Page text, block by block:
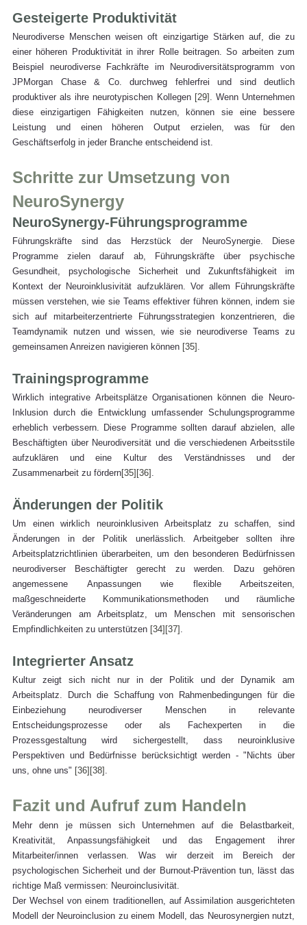
Gesteigerte Produktivität
Neurodiverse Menschen weisen oft einzigartige Stärken auf, die zu
einer höheren Produktivität in ihrer Rolle beitragen. So arbeiten zum
Beispiel neurodiverse Fachkräfte im Neurodiversitätsprogramm von
JPMorgan Chase & Co. durchweg fehlerfrei und sind deutlich
produktiver als ihre neurotypischen Kollegen [29] . Wenn Unternehmen
diese einzigartigen Fähigkeiten nutzen, können sie eine bessere
Leistung und einen höheren Output erzielen, was für den
Geschäftserfolg in jeder Branche entscheidend ist.
Schritte zur Umsetzung von
NeuroSynergy
NeuroSynergy-Führungsprogramme
Führungskräfte sind das Herzstück der NeuroSynergie. Diese
Programme zielen darauf ab, Führungskräfte über psychische
Gesundheit, psychologische Sicherheit und Zukunftsfähigkeit im
Kontext der Neuroinklusivität aufzuklären. Vor allem Führungskräfte
müssen verstehen, wie sie Teams effektiver führen können, indem sie
sich auf mitarbeiterzentrierte Führungsstrategien konzentrieren, die
Teamdynamik nutzen und wissen, wie sie neurodiverse Teams zu
gemeinsamen Anreizen navigieren können [35].
Trainingsprogramme
Wirklich integrative Arbeitsplätze Organisationen können die Neuro-
Inklusion durch die Entwicklung umfassender Schulungsprogramme
erheblich verbessern. Diese Programme sollten darauf abzielen, alle
Beschäftigten über Neurodiversität und die verschiedenen Arbeitsstile
aufzuklären und eine Kultur des Verständnisses und der
Zusammenarbeit zu fördern[35] [36] .
Änderungen der Politik
Um einen wirklich neuroinklusiven Arbeitsplatz zu schaffen, sind
Änderungen in der Politik unerlässlich. Arbeitgeber sollten ihre
Arbeitsplatzrichtlinien überarbeiten, um den besonderen Bedürfnissen
neurodiverser Beschäftigter gerecht zu werden. Dazu gehören
angemessene Anpassungen wie flexible Arbeitszeiten,
maßgeschneiderte Kommunikationsmethoden und räumliche
Veränderungen am Arbeitsplatz, um Menschen mit sensorischen
Empfindlichkeiten zu unterstützen [34] [37] .
Integrierter Ansatz
Kultur zeigt sich nicht nur in der Politik und der Dynamik am
Arbeitsplatz. Durch die Schaffung von Rahmenbedingungen für die
Einbeziehung neurodiverser Menschen in relevante
Entscheidungsprozesse oder als Fachexperten in die
Prozessgestaltung wird sichergestellt, dass neuroinklusive
Perspektiven und Bedürfnisse berücksichtigt werden - "Nichts über
uns, ohne uns" [36] [38] .
Fazit und Aufruf zum Handeln
Mehr denn je müssen sich Unternehmen auf die Belastbarkeit,
Kreativität, Anpassungsfähigkeit und das Engagement ihrer
Mitarbeiter/innen verlassen. Was wir derzeit im Bereich der
psychologischen Sicherheit und der Burnout-Prävention tun, lässt das
richtige Maß vermissen: Neuroinclusivität.
Der Wechsel von einem traditionellen, auf Assimilation ausgerichteten
Modell der Neuroinclusion zu einem Modell, das Neurosynergien nutzt,